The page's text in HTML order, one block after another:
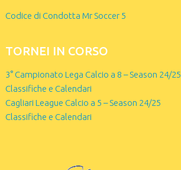
Codice di Condotta Mr Soccer 5
TORNEI IN CORSO
3° Campionato Lega Calcio a 8 – Season 24/25
Classifiche e Calendari
Cagliari League Calcio a 5 – Season 24/25
Classifiche e Calendari